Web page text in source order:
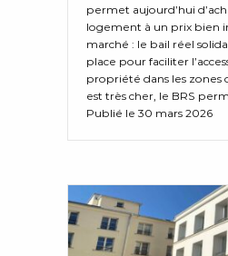
permet aujourd’hui
logement à un prix bien
marché : le bail réel
place pour faciliter
propriété dans les zones
est très cher, le BRS
Publié le 30 mars 2026